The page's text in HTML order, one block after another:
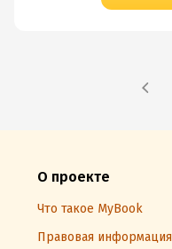
О проекте
Что такое MyBook
Правовая информация